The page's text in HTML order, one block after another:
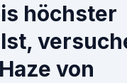
höchster
von